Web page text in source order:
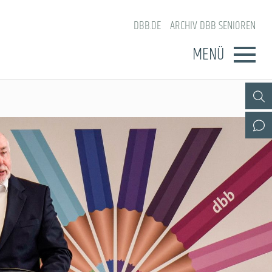
DBB.DE ARCHIV DBB SENIOREN
MENÜ